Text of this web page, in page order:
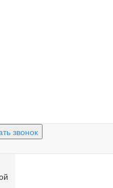
звонок